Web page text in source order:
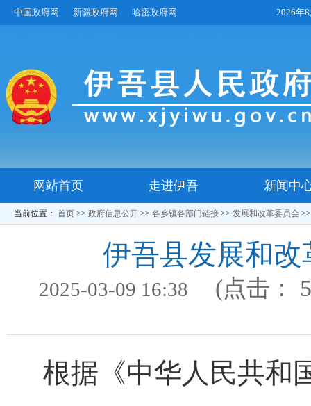
中国政府网 新疆政府网 哈密政府网 2026年
网站首页 走进伊吾 新闻中
当前位置： 首页 >> 政府信息公开 >> 各乡镇各部门链接 >> 发展和改革委员会
伊吾县发展和
2025-03-09 16:38 (点击：
根据《中华人民共和